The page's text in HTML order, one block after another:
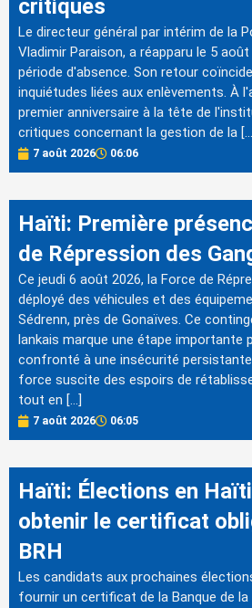
critiques
Le directeur général par intérim de la
Vladimir Paraison, a réapparu le 5
période d'absence. Son retour
inquiétudes liées aux enlèvements. À
premier anniversaire à la tête de
critiques concernant la gestion de la
7 août 2026 06:06
Haïti: Première
de Répression des
Ce jeudi 6 août 2026, la Force de
déployé des véhicules et des
Sédrenn, près de Gonaïves. Ce
lankais marque une étape importante
confronté à une insécurité
force suscite des espoirs de
tout en […]
7 août 2026 06:05
Haïti: Élections en
obtenir le certificat
BRH
Les candidats aux prochaines
fournir un certificat de la Banque de la